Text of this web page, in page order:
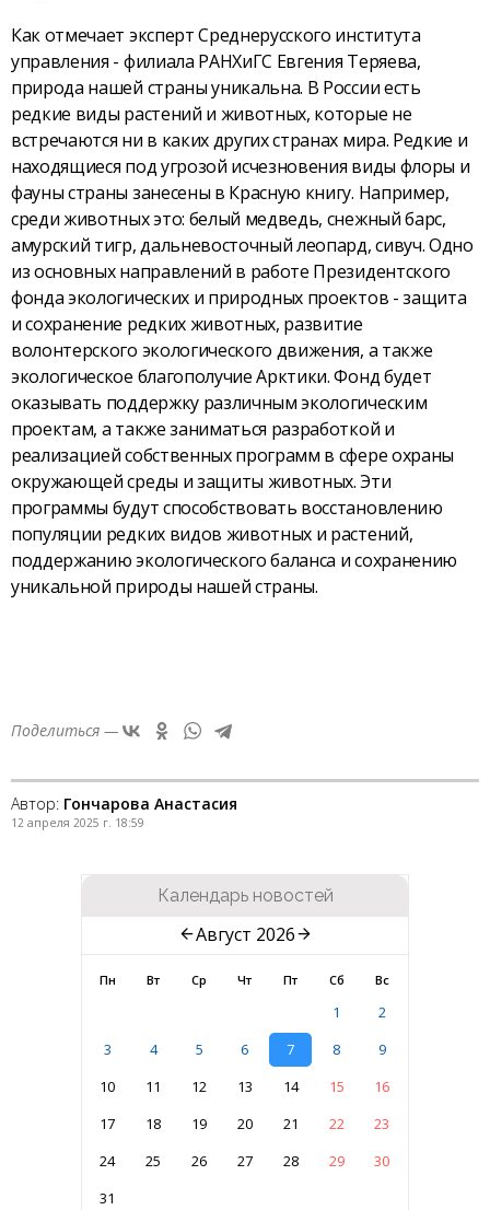
Как отмечает эксперт Среднерусского института
управления - филиала РАНХиГС Евгения Теряева,
природа нашей страны уникальна. В России есть
редкие виды растений и животных, которые не
встречаются ни в каких других странах мира. Редкие и
находящиеся под угрозой исчезновения виды флоры и
фауны страны занесены в Красную книгу. Например,
среди животных это: белый медведь, снежный барс,
амурский тигр, дальневосточный леопард, сивуч. Одно
из основных направлений в работе Президентского
фонда экологических и природных проектов - защита
и сохранение редких животных, развитие
волонтерского экологического движения, а также
экологическое благополучие Арктики. Фонд будет
оказывать поддержку различным экологическим
проектам, а также заниматься разработкой и
реализацией собственных программ в сфере охраны
окружающей среды и защиты животных. Эти
программы будут способствовать восстановлению
популяции редких видов животных и растений,
поддержанию экологического баланса и сохранению
уникальной природы нашей страны.
Поделиться —
Автор: Гончарова Анастасия
12 апреля 2025 г. 18:59
Календарь новостей
Август 2026
Пн Вт Ср Чт Пт Сб Вс
1
2
3
4 5 6 7 8
9
10
11 12 13 14 15
16
17
18 19 20 21 22
23
24
25 26 27 28 29
30
31